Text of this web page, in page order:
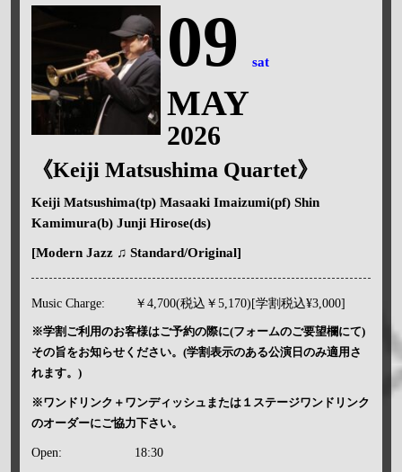
09 sat
MAY
2026
《Keiji Matsushima Quartet》
Keiji Matsushima(tp) Masaaki Imaizumi(pf) Shin
Kamimura(b) Junji Hirose(ds)
[Modern Jazz ♫ Standard/Original]
Music Charge: ￥4,700(税込￥5,170)[学割税込¥3,000]
※学割ご利用のお客様はご予約の際に(フォームのご要望欄にて)
その旨をお知らせください。(学割表示のある公演日のみ適用さ
れます。)
※ワンドリンク＋ワンディッシュまたは１ステージワンドリンク
のオーダーにご協力下さい。
Open: 18:30